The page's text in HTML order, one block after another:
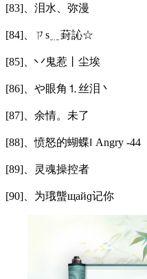
[83]、泪水、弥漫
[84]、ㄗs﹎葑訫☆
[85]、丷鬼惹丨尘埃
[86]、や眼角⒈丝泪丶
[87]、余情。未了
[88]、愤怒的蝴蝶‖ Angry -44
[89]、灵魂操控者ゝ
[90]、为珴螚щайɡ记你